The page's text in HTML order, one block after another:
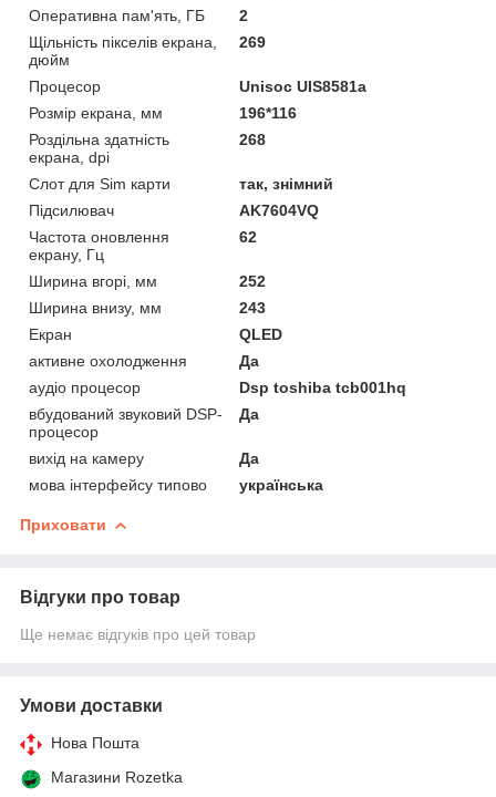
Оперативна пам'ять, ГБ
2
Щільність пікселів екрана,
дюйм
269
Процесор
Unisoc UIS8581a
Розмір екрана, мм
196*116
Роздільна здатність
екрана, dpi
268
Слот для Sim карти
так, знімний
Підсилювач
AK7604VQ
Частота оновлення
екрану, Гц
62
Ширина вгорі, мм
252
Ширина внизу, мм
243
Екран
QLED
активне охолодження
Да
аудіо процесор
Dsp toshiba tcb001hq
вбудований звуковий DSP-
процесор
Да
вихід на камеру
Да
мова інтерфейсу типово
українська
Приховати
Відгуки про товар
Ще немає відгуків про цей товар
Умови доставки
Нова Пошта
Магазини Rozetka